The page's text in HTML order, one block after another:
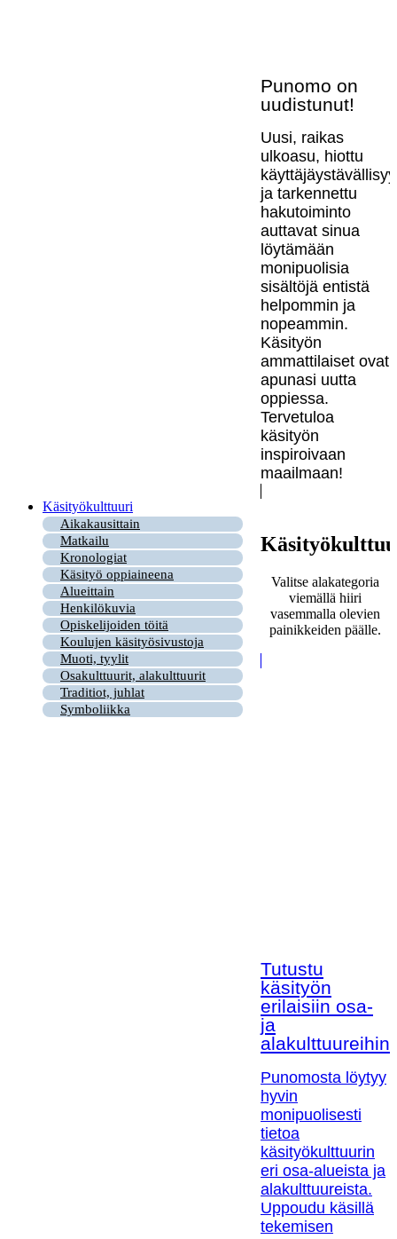
Punomo on
uudistunut!
Uusi, raikas
ulkoasu, hiottu
ja tarkennettu
hakutoiminto
auttavat sinua
löytämään
monipuolisia
sisältöjä entistä
helpommin ja
nopeammin.
Käsityön
ammattilaiset ovat
apunasi uutta
oppiessa.
Tervetuloa
käsityön
inspiroivaan
maailmaan!
Käsityökulttuuri
Aikakausittain
Matkailu
Kronologiat
Käsityö oppiaineena
Alueittain
Henkilökuvia
Opiskelijoiden töitä
Koulujen käsityösivustoja
Muoti, tyylit
Osakulttuurit, alakulttuurit
Traditiot, juhlat
Symboliikka
Valitse alakategoria
viemällä hiiri
vasemmalla olevien
painikkeiden päälle.
Tutustu
käsityön
erilaisiin osa-
ja
alakulttuureihin!
Punomosta löytyy
hyvin
monipuolisesti
tietoa
käsityökulttuurin
eri osa-alueista ja
alakulttuureista.
Uppoudu käsillä
tekemisen